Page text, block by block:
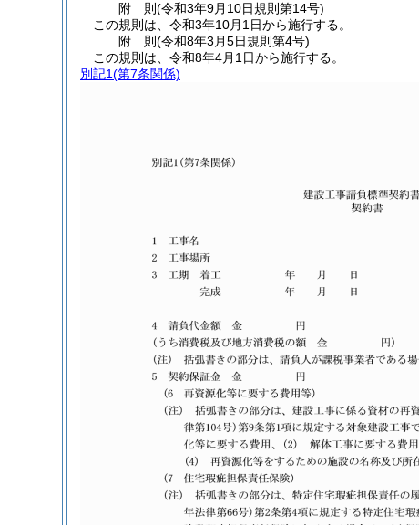
附 則(令和3年9月10日規則第14号)
この規則は、令和3年10月1日から施行する。
附 則(令和8年3月5日規則第4号)
この規則は、令和8年4月1日から施行する。
別記1(第7条関係)